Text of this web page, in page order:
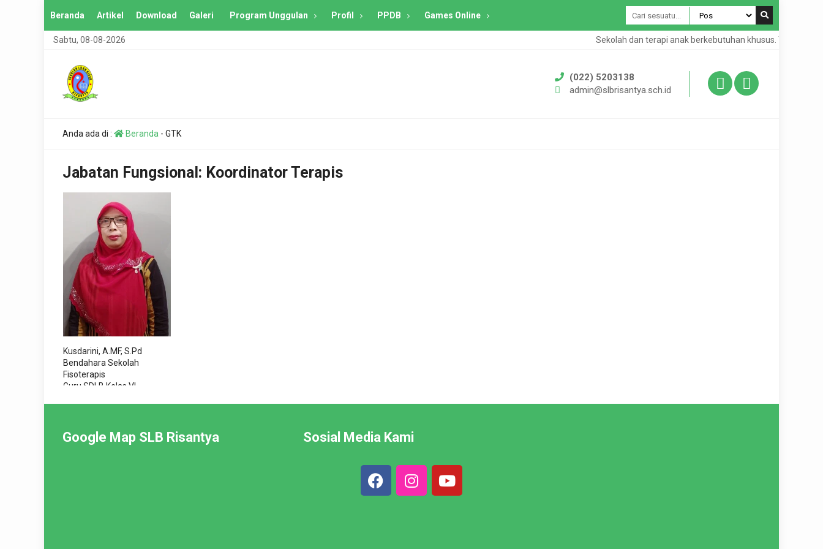
Beranda Artikel Download Galeri Program Unggulan Profil PPDB Games Online
Sabtu, 08-08-2026 Sekolah dan terapi anak berkebutuhan khusus. Terbuka
(022) 5203138
admin@slbrisantya.sch.id
Anda ada di : Beranda - GTK
Jabatan Fungsional: Koordinator Terapis
Kusdarini, A.MF, S.Pd
Bendahara Sekolah
Fisoterapis
Guru SDLB Kelas VI
Google Map SLB Risantya Sosial Media Kami